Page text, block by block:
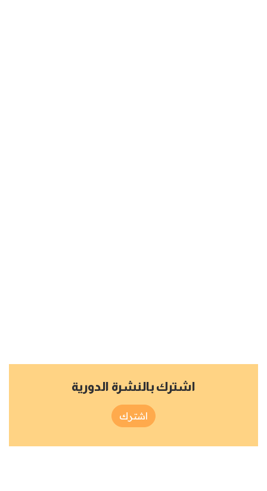
اشترك بالنشرة الدورية
اشترك